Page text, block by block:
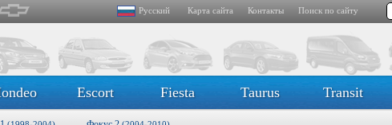
Русский Карта сайта Контакты Поиск по сайту
Escort Fiesta Taurus Transit